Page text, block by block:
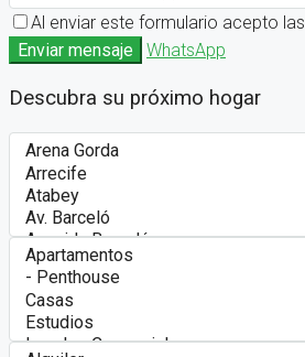
Al enviar este formulario acepto las
Enviar mensaje
WhatsApp
Descubra su próximo hogar